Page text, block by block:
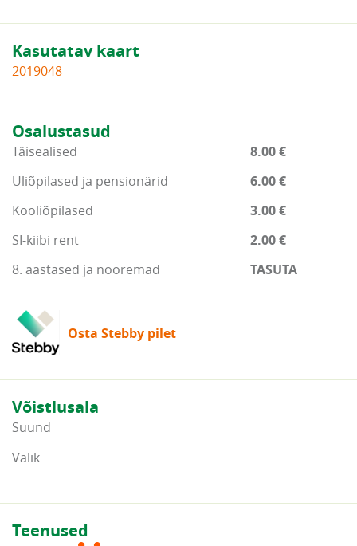
Kasutatav kaart
2019048
Osalustasud
Täisealised
8.00 €
Üliõpilased ja pensionärid
6.00 €
Kooliõpilased
3.00 €
SI-kiibi rent
2.00 €
8. aastased ja nooremad
TASUTA
Osta Stebby pilet
Võistlusala
Suund
Valik
Teenused